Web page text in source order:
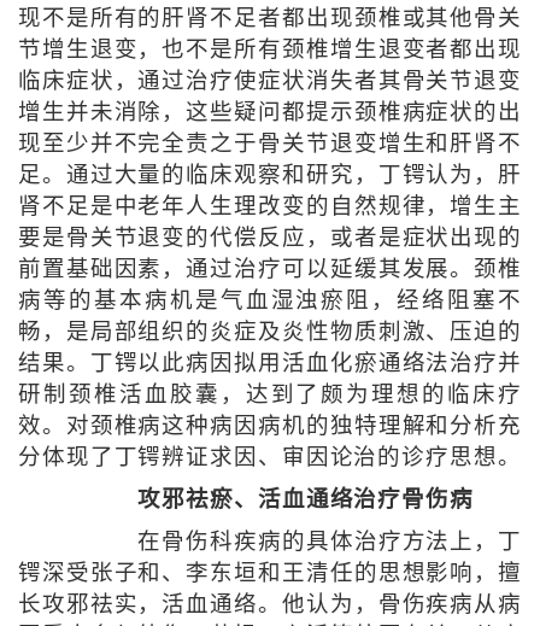
现不是所有的肝肾不足者都出现颈椎或其他骨关
节增生退变，也不是所有颈椎增生退变者都出现
临床症状，通过治疗使症状消失者其骨关节退变
增生并未消除，这些疑问都提示颈椎病症状的出
现至少并不完全责之于骨关节退变增生和肝肾不
足。通过大量的临床观察和研究，丁锷认为，肝
肾不足是中老年人生理改变的自然规律，增生主
要是骨关节退变的代偿反应，或者是症状出现的
前置基础因素，通过治疗可以延缓其发展。颈椎
病等的基本病机是气血湿浊瘀阻，经络阻塞不
畅，是局部组织的炎症及炎性物质刺激、压迫的
结果。丁锷以此病因拟用活血化瘀通络法治疗并
研制颈椎活血胶囊，达到了颇为理想的临床疗
效。对颈椎病这种病因病机的独特理解和分析充
分体现了丁锷辨证求因、审因论治的诊疗思想。
攻邪祛瘀、活血通络治疗骨伤病
在骨伤科疾病的具体治疗方法上，丁
锷深受张子和、李东垣和王清任的思想影响，擅
长攻邪祛实，活血通络。他认为，骨伤疾病从病